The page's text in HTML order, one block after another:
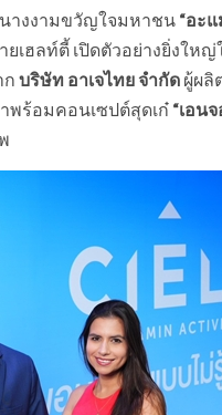
นางงามขวัญใจมหาชน “อะ
ฮลท์ตี้ เปิดตัวอย่างยิ่งใหญ่
ก บริษัท อาเจไทย จำกัด ผู้ผลิ
พร้อมคอนเซปต์สุดเก๋ “เอน